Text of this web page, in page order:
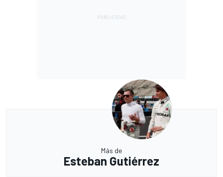
Más de
Esteban Gutiérrez